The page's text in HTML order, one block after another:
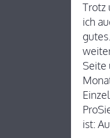
Trotz
ich
Seite
ist: